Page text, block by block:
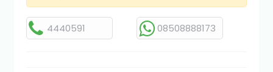
4440591 08508888173